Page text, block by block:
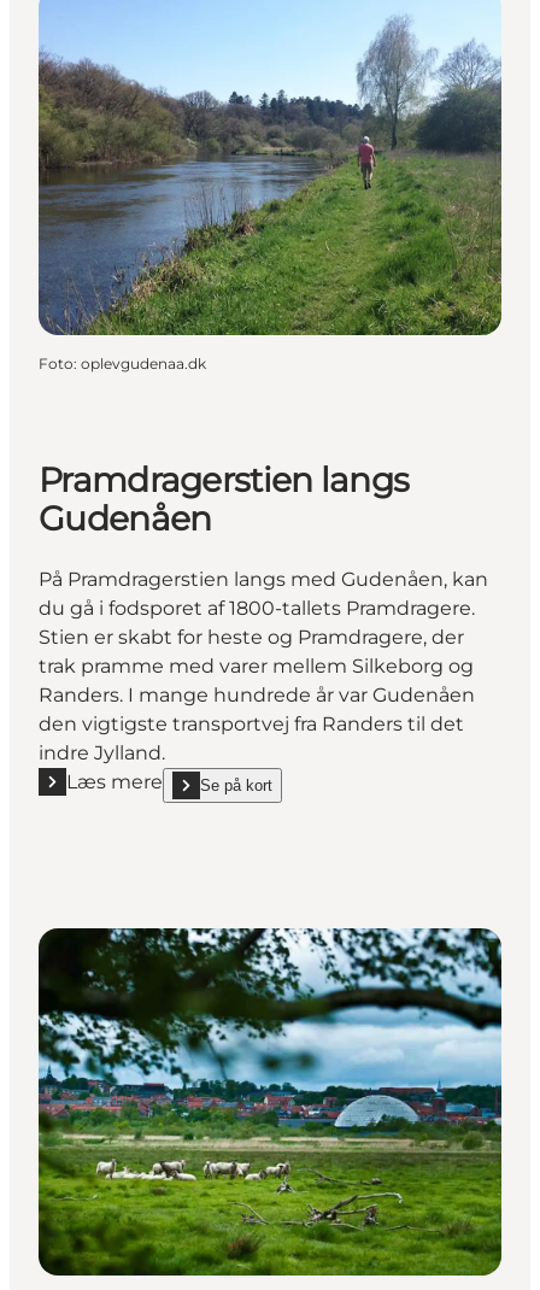
Foto: oplevgudenaa.dk
Pramdragerstien langs
Gudenåen
På Pramdragerstien langs med Gudenåen, kan
du gå i fodsporet af 1800-tallets Pramdragere.
Stien er skabt for heste og Pramdragere, der
trak pramme med varer mellem Silkeborg og
Randers. I mange hundrede år var Gudenåen
den vigtigste transportvej fra Randers til det
indre Jylland.
Læs mere
Læs mere "Pramdragerstien langs Gudenåen"
Se på kort
show Pramdragerstien langs Gudenåen on_map